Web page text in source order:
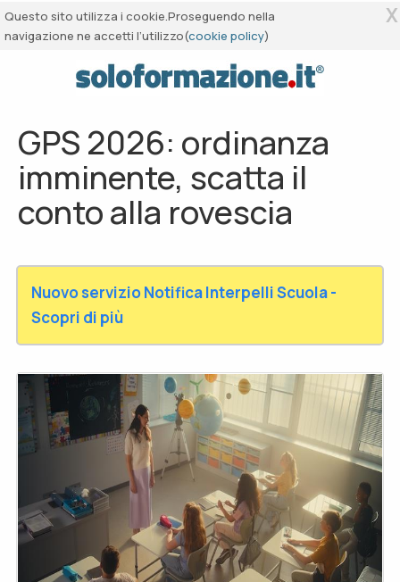
Questo sito utilizza i cookie.Proseguendo nella
navigazione ne accetti l’utilizzo(cookie policy)
X
GPS 2026: ordinanza
imminente, scatta il
conto alla rovescia
Nuovo servizio Notifica Interpelli Scuola -
Scopri di più